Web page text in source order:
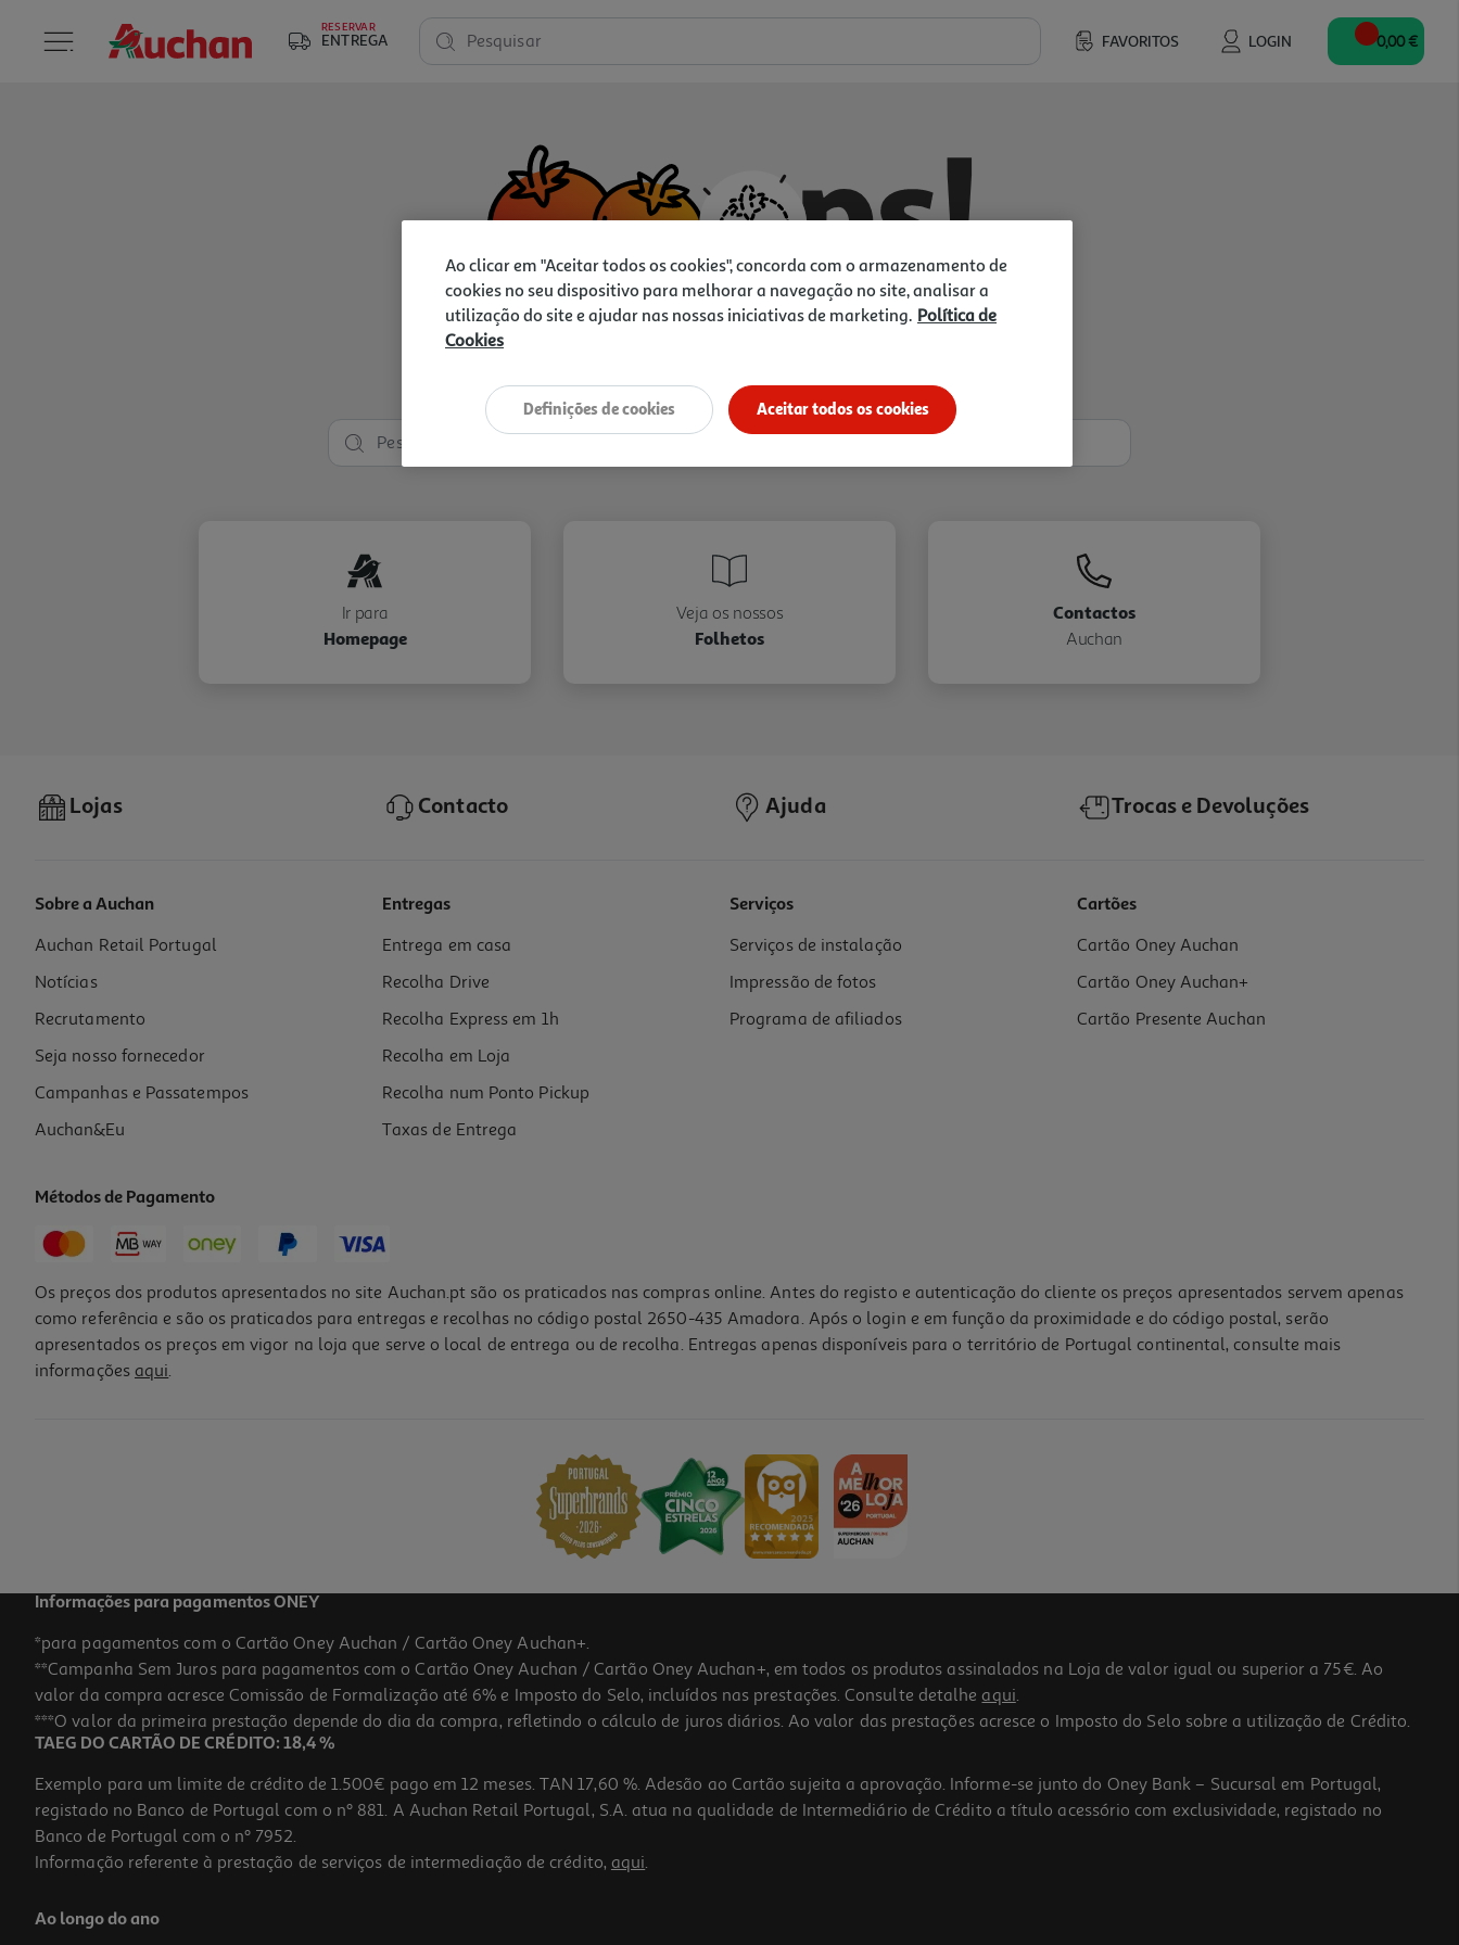
RESERVAR
ENTREGA FAVORITOS LOGIN
Pesquisar 0,00 €
Vamos tentar de novo?
Ir para
Homepage
Veja os nossos
Folhetos
Contactos
Auchan
Lojas Contacto Ajuda Trocas e Devoluções
Sobre a Auchan
Auchan Retail Portugal
Notícias
Recrutamento
Seja nosso fornecedor
Campanhas e Passatempos
Auchan&Eu
Entregas
Entrega em casa
Recolha Drive
Recolha Express em 1h
Recolha em Loja
Recolha num Ponto Pickup
Taxas de Entrega
Serviços
Serviços de instalação
Impressão de fotos
Programa de afiliados
Cartões
Cartão Oney Auchan
Cartão Oney Auchan+
Cartão Presente Auchan
Métodos de Pagamento
Os preços dos produtos apresentados no site Auchan.pt são os praticados nas compras online. Antes do registo e autenticação do cliente os preços apresentados servem apenas
como referência e são os praticados para entregas e recolhas no código postal 2650-435 Amadora. Após o login e em função da proximidade e do código postal, serão
apresentados os preços em vigor na loja que serve o local de entrega ou de recolha. Entregas apenas disponíveis para o território de Portugal continental, consulte mais
informações aqui.
Informações para pagamentos ONEY
*para pagamentos com o Cartão Oney Auchan / Cartão Oney Auchan+.
**Campanha Sem Juros para pagamentos com o Cartão Oney Auchan / Cartão Oney Auchan+, em todos os produtos assinalados na Loja de valor igual ou superior a 75€. Ao
valor da compra acresce Comissão de Formalização até 6% e Imposto do Selo, incluídos nas prestações. Consulte detalhe aqui.
***O valor da primeira prestação depende do dia da compra, refletindo o cálculo de juros diários. Ao valor das prestações acresce o Imposto do Selo sobre a utilização de Crédito.
TAEG DO CARTÃO DE CRÉDITO: 18,4 %
Exemplo para um limite de crédito de 1.500€ pago em 12 meses. TAN 17,60 %. Adesão ao Cartão sujeita a aprovação. Informe-se junto do Oney Bank – Sucursal em Portugal,
registado no Banco de Portugal com o nº 881. A Auchan Retail Portugal, S.A. atua na qualidade de Intermediário de Crédito a título acessório com exclusividade, registado no
Banco de Portugal com o nº 7952.
Informação referente à prestação de serviços de intermediação de crédito, aqui.
Ao longo do ano
Ao clicar em "Aceitar todos os cookies", concorda com o armazenamento de
cookies no seu dispositivo para melhorar a navegação no site, analisar a
utilização do site e ajudar nas nossas iniciativas de marketing. Política de
Cookies
Aceitar todos os cookies
Definições de cookies